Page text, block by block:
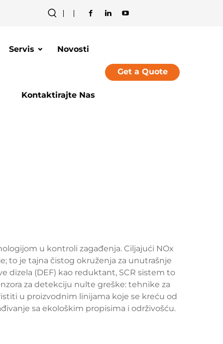
Servis Novosti
Kontaktirajte Nas
Get a Quote
u kontroli zagađenja. Ciljajući NOx
to je tajna čistog okruženja za unutrašnje
dizela (DEF) kao reduktant, SCR sistem to
za detekciju nulte greške: tehnike za
u proizvodnim linijama koje se kreću od
sa ekološkim propisima i održivošću.